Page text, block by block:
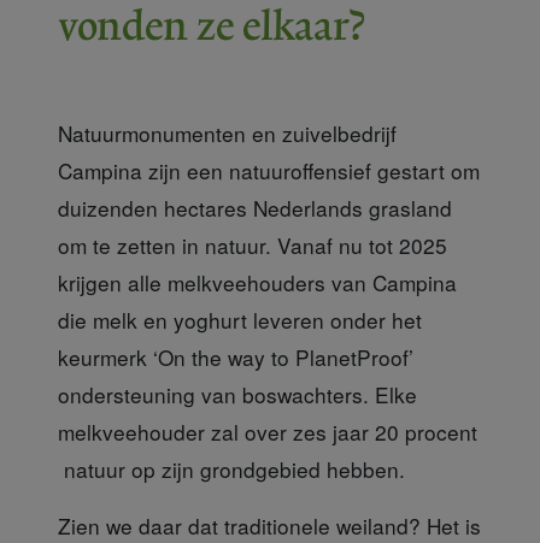
vonden ze elkaar?
Natuurmonumenten en zuivelbedrijf
Campina zijn een natuuroffensief gestart om
duizenden hectares Nederlands grasland
om te zetten in natuur. Vanaf nu tot 2025
krijgen alle melkveehouders van Campina
die melk en yoghurt leveren onder het
keurmerk ‘On the way to PlanetProof’
ondersteuning van boswachters. Elke
melkveehouder zal over zes jaar 20 procent
natuur op zijn grondgebied hebben.
Zien we daar dat traditionele weiland? Het is